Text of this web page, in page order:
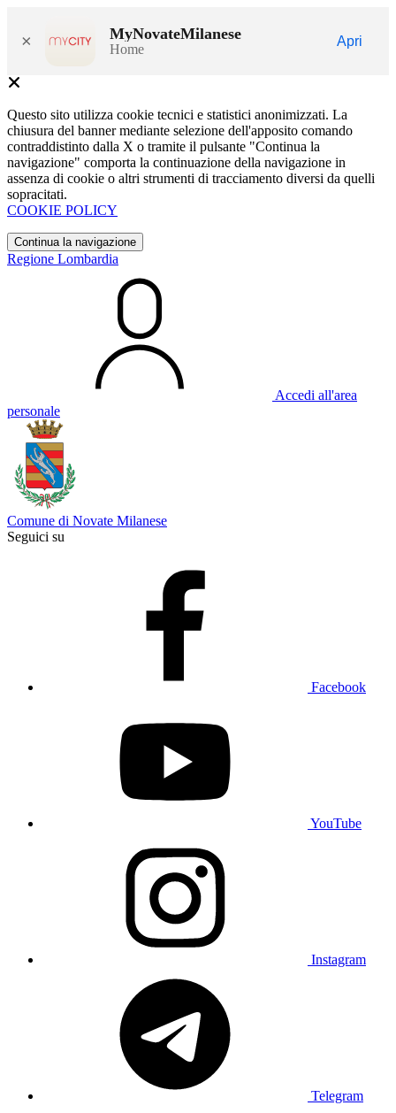
× MyNovateMilanese
Home
Apri
Questo sito utilizza cookie tecnici e statistici anonimizzati. La
chiusura del banner mediante selezione dell'apposito comando
contraddistinto dalla X o tramite il pulsante "Continua la
navigazione" comporta la continuazione della navigazione in
assenza di cookie o altri strumenti di tracciamento diversi da quelli
sopracitati.
COOKIE POLICY
Continua la navigazione
Regione Lombardia
Accedi all'area
personale
Comune di Novate Milanese
Seguici su
Facebook
YouTube
Instagram
Telegram